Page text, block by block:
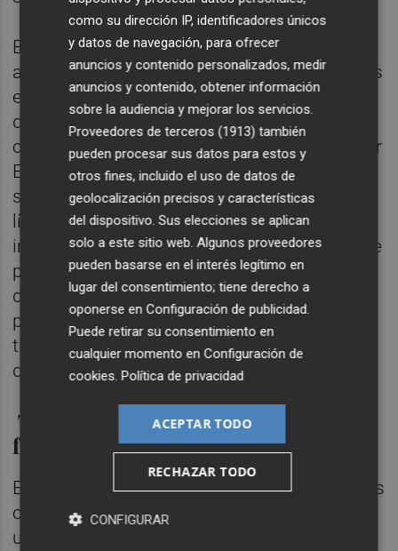
El cirujano comenta que es fundamental
acudir a un especialista que realice todos los
estudios previos. Por ejemplo, hay que
determinar el ángulo y la dirección del
cabello porque, de no hacerlo, podría parecer
Espinete. Asimismo, se realizará una
selección de folículos. En las primeras
líneas, las más cercanas a la frente, se
injertarán folículos con un pelo mientras que
para la zona trasera, donde debe haber más
densidad, ya se pondrán folículos que
puedan tener dos o más pelos. También se
tiene en cuenta el color, las canas... "Debe
quedar muy natural."
Trasplantes de cejas, entradas y
frentes anchas
En los últimos años se han incrementado los
casos de personas que se quieren realizar
una microcirugía capilar aunque no se sufra
como su dirección IP, identificadores únicos
y datos de navegación, para ofrecer
anuncios y contenido personalizados, medir
anuncios y contenido, obtener información
sobre la audiencia y mejorar los servicios.
Proveedores de terceros (1913) también
pueden procesar sus datos para estos y
otros fines, incluido el uso de datos de
geolocalización precisos y características
del dispositivo. Sus elecciones se aplican
solo a este sitio web. Algunos proveedores
pueden basarse en el interés legítimo en
lugar del consentimiento; tiene derecho a
oponerse enConfiguración de publicidad.
Puede retirar su consentimiento en
cualquier momento enConfiguración de
cookies.Política de privacidad
ACEPTAR TODO
RECHAZAR TODO
CONFIGURAR